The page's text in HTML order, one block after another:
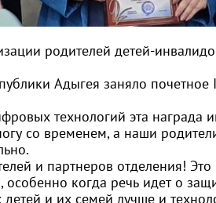
родителей детей-
Адыгея заняло
технологий эта награда
со временем, а наши
и партнеров отделения!
когда речь идет о
и их семей лучше и